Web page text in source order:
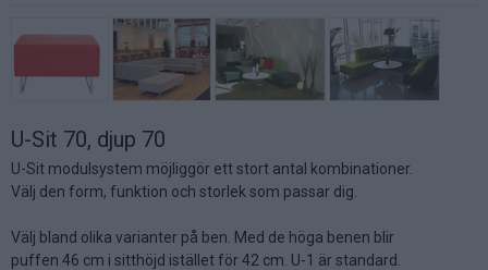
U-Sit 70, djup 70
U-Sit modulsystem möjliggör ett stort antal kombinationer.
Välj den form, funktion och storlek som passar dig.
Välj bland olika varianter på ben. Med de höga benen blir
puffen 46 cm i sitthöjd istället för 42 cm. U-1 är standard.